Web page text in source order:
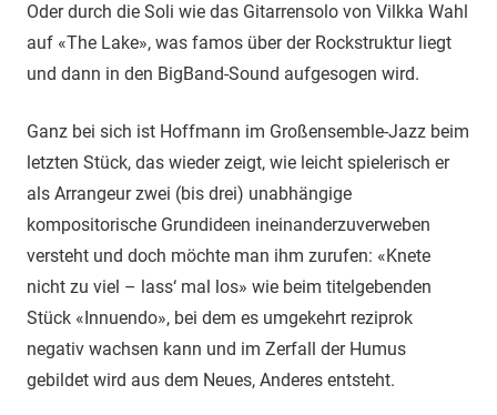
Oder durch die Soli wie das Gitarrensolo von Vilkka Wahl
auf «The Lake», was famos über der Rockstruktur liegt
und dann in den BigBand-Sound aufgesogen wird.
Ganz bei sich ist Hoffmann im Großensemble-Jazz beim
letzten Stück, das wieder zeigt, wie leicht spielerisch er
als Arrangeur zwei (bis drei) unabhängige
kompositorische Grundideen ineinanderzuverweben
versteht und doch möchte man ihm zurufen: «Knete
nicht zu viel – lass‘ mal los» wie beim titelgebenden
Stück «Innuendo», bei dem es umgekehrt reziprok
negativ wachsen kann und im Zerfall der Humus
gebildet wird aus dem Neues, Anderes entsteht.